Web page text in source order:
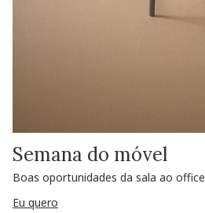
Semana do móvel
Boas oportunidades da sala ao office
Eu quero